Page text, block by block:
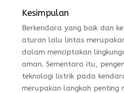
Kesimpulan
Berkendara yang baik dan
aturan lalu lintas
dalam menciptakan
aman. Sementara itu,
teknologi listrik pada
merupakan langkah penting